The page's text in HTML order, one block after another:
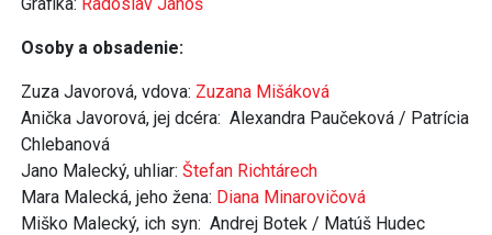
Osoby a obsadenie:
Zuza Javorová, vdova: Zuzana Mišáková
Anička Javorová, jej dcéra: Alexandra Paučeková / Patrícia
Chlebanová
Jano Malecký, uhliar: Štefan Richtárech
Mara Malecká, jeho žena: Diana Minarovičová
Miško Malecký, ich syn: Andrej Botek / Matúš Hudec